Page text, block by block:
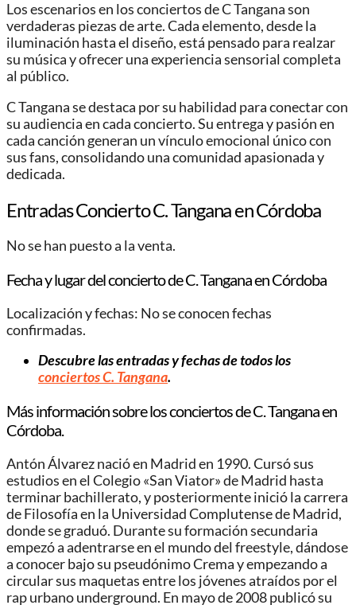
Los escenarios en los conciertos de C Tangana son
verdaderas piezas de arte. Cada elemento, desde la
iluminación hasta el diseño, está pensado para realzar
su música y ofrecer una experiencia sensorial completa
al público.
C Tangana se destaca por su habilidad para conectar con
su audiencia en cada concierto. Su entrega y pasión en
cada canción generan un vínculo emocional único con
sus fans, consolidando una comunidad apasionada y
dedicada.
Entradas Concierto C. Tangana en Córdoba
No se han puesto a la venta.
Fecha y lugar del concierto de C. Tangana en Córdoba
Localización y fechas: No se conocen fechas
confirmadas.
Descubre las entradas y fechas de todos los
conciertos C. Tangana.
Más información sobre los conciertos de C. Tangana en
Córdoba.
Antón Álvarez nació en Madrid en 1990. Cursó sus
estudios en el Colegio «San Viator» de Madrid hasta
terminar bachillerato, y posteriormente inició la carrera
de Filosofía en la Universidad Complutense de Madrid,
donde se graduó. Durante su formación secundaria
empezó a adentrarse en el mundo del freestyle, dándose
a conocer bajo su pseudónimo Crema y empezando a
circular sus maquetas entre los jóvenes atraídos por el
rap urbano underground. En mayo de 2008 publicó su